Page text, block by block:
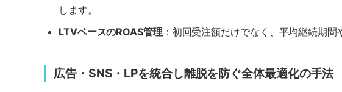
します。
LTVベースのROAS管理 ：初回受注額だけでなく、平均継続期
広告・SNS・LPを統合し離脱を防ぐ全体最適化の手法